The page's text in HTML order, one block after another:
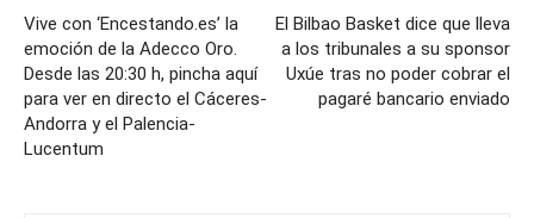
Vive con ‘Encestando.es’ la
emoción de la Adecco Oro.
Desde las 20:30 h, pincha aquí
para ver en directo el Cáceres-
Andorra y el Palencia-
Lucentum
El Bilbao Basket dice que lleva
a los tribunales a su sponsor
Uxúe tras no poder cobrar el
pagaré bancario enviado